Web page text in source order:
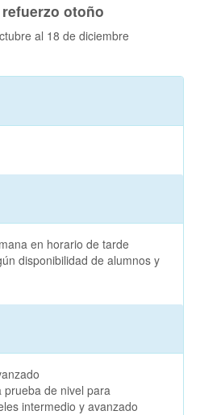
otoño
al 18 de diciembre
en horario de tarde
disponibilidad de alumnos y
prueba de nivel para
intermedio y avanzado